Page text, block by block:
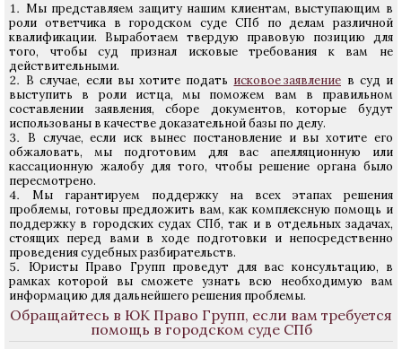
Мы представляем защиту нашим клиентам, выступающим в
роли ответчика в городском суде СПб по делам различной
квалификации. Выработаем твердую правовую позицию для
того, чтобы суд признал исковые требования к вам не
действительными.
В случае, если вы хотите подать исковое заявление в суд и
выступить в роли истца, мы поможем вам в правильном
составлении заявления, сборе документов, которые будут
использованы в качестве доказательной базы по делу.
В случае, если иск вынес постановление и вы хотите его
обжаловать, мы подготовим для вас апелляционную или
кассационную жалобу для того, чтобы решение органа было
пересмотрено.
Мы гарантируем поддержку на всех этапах решения
проблемы, готовы предложить вам, как комплексную помощь и
поддержку в городских судах СПб, так и в отдельных задачах,
стоящих перед вами в ходе подготовки и непосредственно
проведения судебных разбирательств.
Юристы Право Групп проведут для вас консультацию, в
рамках которой вы сможете узнать всю необходимую вам
информацию для дальнейшего решения проблемы.
Обращайтесь в ЮК Право Групп, если вам требуется
помощь в городском суде СПб